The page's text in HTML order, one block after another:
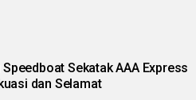
Sekatak AAA Express
dan Selamat